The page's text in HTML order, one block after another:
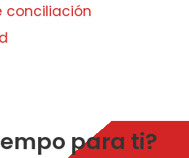
conciliación
para ti?